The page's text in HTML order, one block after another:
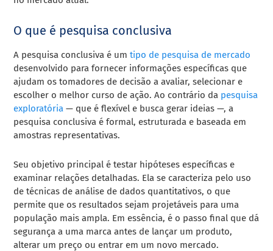
O que é pesquisa conclusiva
A pesquisa conclusiva é umtipo de pesquisa de mercado
desenvolvido para fornecer informações específicas que
ajudam os tomadores de decisão a avaliar, selecionar e
escolher o melhor curso de ação. Ao contrário da pesquisa
exploratória — que é flexível e busca gerar ideias —, a
pesquisa conclusiva é formal, estruturada e baseada em
amostras representativas.
Seu objetivo principal é testar hipóteses específicas e
examinar relações detalhadas. Ela se caracteriza pelo uso
de técnicas de análise de dados quantitativos, o que
permite que os resultados sejam projetáveis para uma
população mais ampla. Em essência, é o passo final que dá
segurança a uma marca antes de lançar um produto,
alterar um preço ou entrar em um novo mercado.